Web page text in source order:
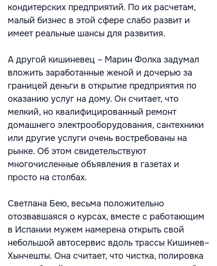
кондитерских предприятий. По их расчетам,
малый бизнес в этой сфере слабо развит и
имеет реальные шансы для развития.
А другой кишиневец – Марин Фолка задумал
вложить заработанные женой и дочерью за
границей деньги в открытие предприятия по
оказанию услуг на дому. Он считает, что
мелкий, но квалифицированный ремонт
домашнего электрооборудования, сантехники
или другие услуги очень востребованы на
рынке. Об этом свидетельствуют
многочисленные объявления в газетах и
просто на столбах.
Светлана Бею, весьма положительно
отозвавшаяся о курсах, вместе с работающим
в Испании мужем намерена открыть свой
небольшой автосервис вдоль трассы Кишинев–
Хынчешты. Она считает, что чистка, полировка